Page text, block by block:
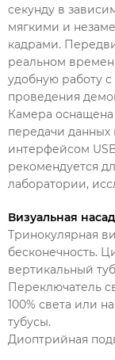
секунду в
мягкими и
кадрами.
реальном
удобную работу
проведения
Камера
передачи данных
интерфейсом
рекомендуется
лаборатории,
Визуальная
Тринокулярная
бесконечность.
вертикальный
Переключатель
100% света или
тубусы.
Диоптрийная